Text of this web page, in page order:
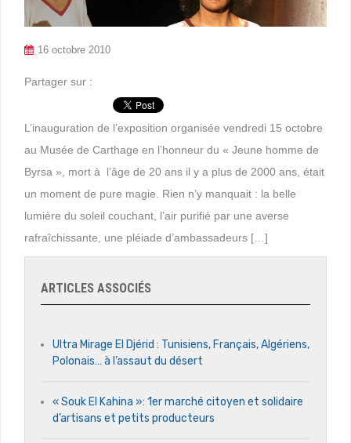
16 octobre 2010
Partager sur :
L’inauguration de l’exposition organisée vendredi 15 octobre
au Musée de Carthage en l’honneur du « Jeune homme de
Byrsa », mort à l’âge de 20 ans il y a plus de 2000 ans, était
un moment de pure magie. Rien n’y manquait : la belle
lumière du soleil couchant, l’air purifié par une averse
rafraîchissante, une pléiade d’ambassadeurs […]
ARTICLES ASSOCIÉS
Ultra Mirage El Djérid : Tunisiens, Français, Algériens,
Polonais… à l’assaut du désert
« Souk El Kahina »: 1er marché citoyen et solidaire
d’artisans et petits producteurs